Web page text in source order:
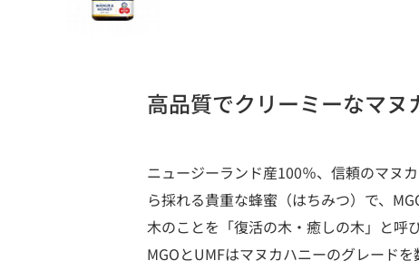
高品質でクリーミーなマヌ
ニュージーランド産100％、信頼のマヌ
ら採れる貴重な蜂蜜（はちみつ）で、
木のことを「復活の木・癒しの木」と呼
MGOとUMFはマヌカハニーのグレード